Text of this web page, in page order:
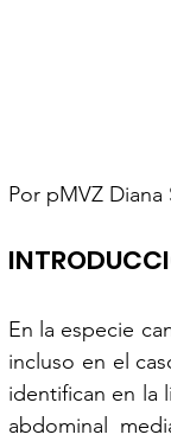
Por pMVZ Diana
En la especie
incluso en el
identifican en la
abdominal